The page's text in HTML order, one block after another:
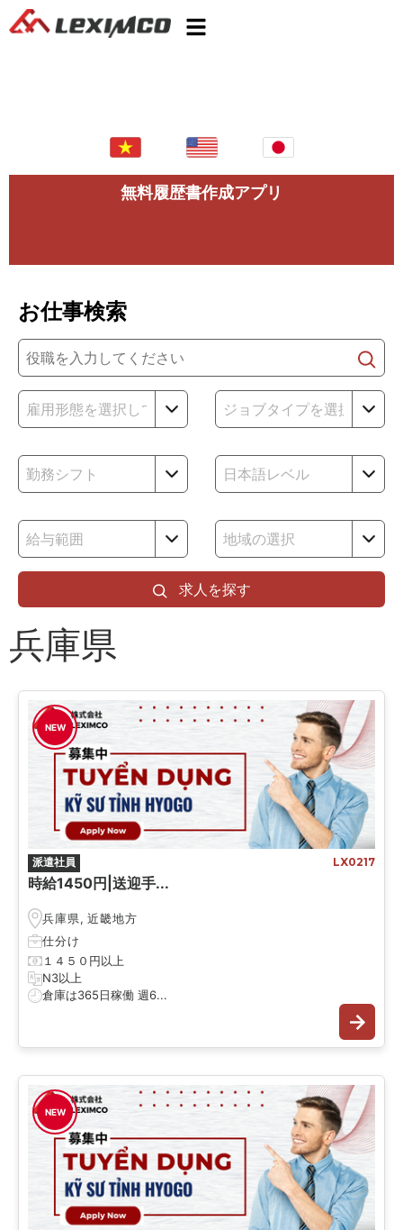
無料履歴書作成アプリ
お仕事検索
求人を探す
兵庫県
NEW
派遣社員 LX0217
時給1450円|送迎手...
兵庫県, 近畿地方
仕分け
１４５０円以上
N3以上
倉庫は365日稼働 週6...
NEW